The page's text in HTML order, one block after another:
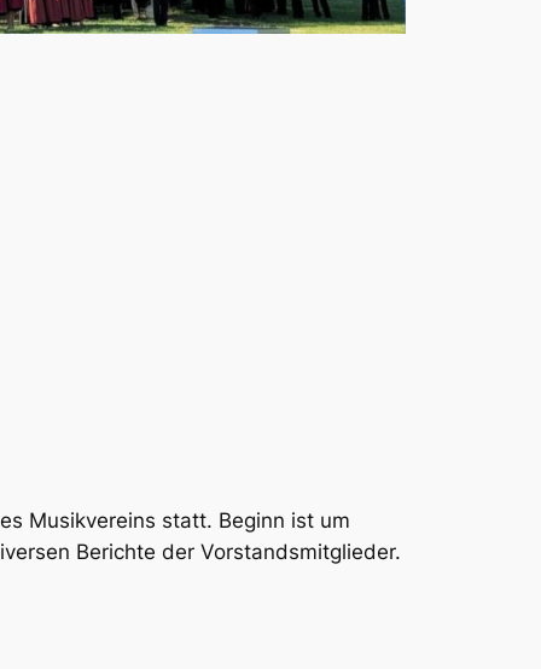
Musikvereins statt. Beginn ist um
Berichte der Vorstandsmitglieder.